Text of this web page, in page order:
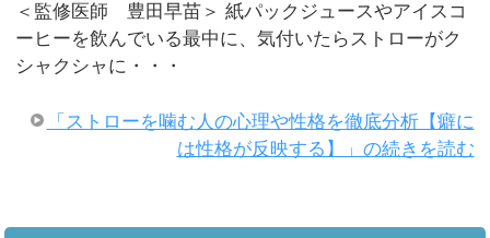
＜監修医師 豊田早苗＞ 紙パックジュースやアイスコ
ーヒーを飲んでいる最中に、気付いたらストローがク
シャクシャに・・・
「ストローを噛む人の心理や性格を徹底分析【癖に
は性格が反映する】」の続きを読む